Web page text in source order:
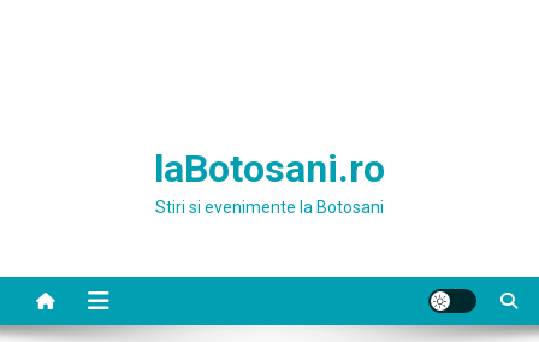
laBotosani.ro
Stiri si evenimente la Botosani